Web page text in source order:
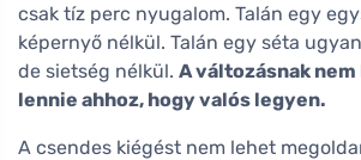
csak tíz perc nyugalom. Talán egy
képernyő nélkül. Talán egy séta
de sietség nélkül. A változásnak
lennie ahhoz, hogy valós legyen.
A csendes kiégést nem lehet